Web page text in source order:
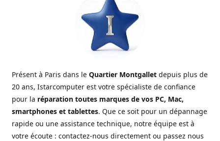
Présent à Paris dans le Quartier Montgallet depuis plus de
20 ans, Istarcomputer est votre spécialiste de confiance
pour la réparation toutes marques de vos PC, Mac,
smartphones et tablettes. Que ce soit pour un dépannage
rapide ou une assistance technique, notre équipe est à
votre écoute : contactez-nous directement ou passez nous